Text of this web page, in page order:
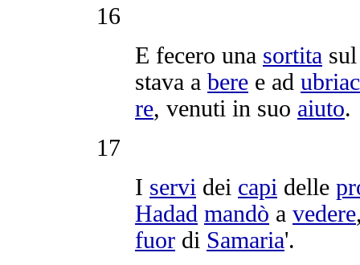
16
E fecero una sortita
stava a bere e ad
re, venuti in suo aiuto.
17
I servi dei capi delle
Hadad mandò a vedere
fuor di Samaria'.